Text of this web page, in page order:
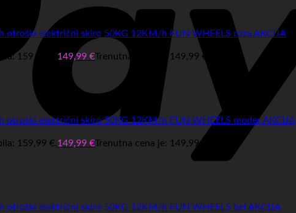
otroški električni skiro 50KG 12KM/h FUN WHEELS roza AKCIJA
159,99 €. 149,99 €Trenutna cena je: 149,99 €.
otroški električni skiro 50KG 12KM/h FUN WHEELS moder AKCIJA
159,99 €.149,99 €Trenutna cena je: 149,99 €.
otroški električni skiro 50KG 12KM/h FUN WHEELS bel AKCIJA